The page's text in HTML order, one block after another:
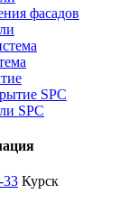
фасадов
SPC
SPC
33 Курск